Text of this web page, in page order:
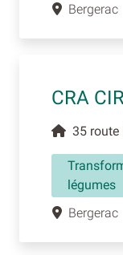
Bergerac
CRA
35 route
légumes
Bergerac